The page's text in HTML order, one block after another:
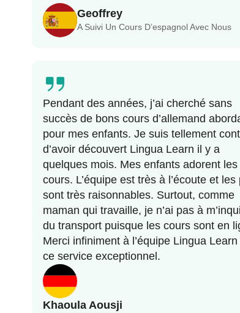
Geoffrey
A Suivi Un Cours D’espagnol Avec Nous
Khaoula Aousji
Pendant des années, j’ai cherché sans
succès de bons cours d’allemand
pour mes enfants. Je suis tellement
d’avoir découvert Lingua Learn il y a
quelques mois. Mes enfants adorent les
cours. L’équipe est très à l’écoute et les
sont très raisonnables. Surtout, comme
maman qui travaille, je n’ai pas à
du transport puisque les cours sont en
Merci infiniment à l’équipe Lingua
ce service exceptionnel.